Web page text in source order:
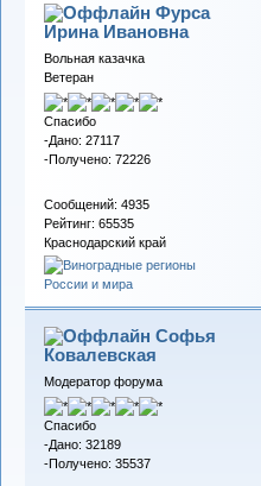
Фурса
Ирина Ивановна
Вольная казачка
Ветеран
Спасибо
-Дано: 27117
-Получено: 72226
Сообщений: 4935
Рейтинг: 65535
Краснодарский край
Софья
Ковалевская
Модератор форума
Спасибо
-Дано: 32189
-Получено: 35537